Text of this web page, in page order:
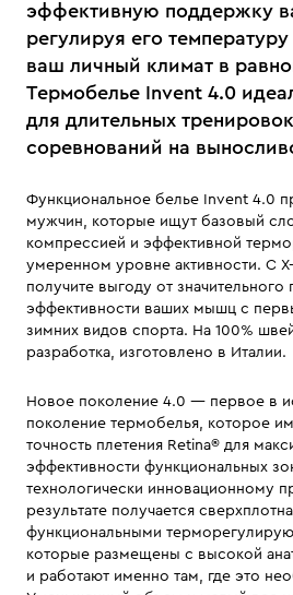
эффективную поддержку
регулируя его
ваш личный климат в
Термобелье Invent 4.0
для длительных
соревнований на
Функциональное белье Invent 4.0
мужчин, которые ищут базовый
компрессией и эффективной
умеренном уровне активности. С
получите выгоду от
эффективности ваших мышц с
зимних видов спорта. На 100%
разработка, изготовлено в Италии.
Новое поколение 4.0 — первое в
поколение термобелья, которое
точность плетения Retina® для
эффективности функциональных
технологически инновационному
результате получается
функциональными
которые размещены с высокой
и работают именно там, где это